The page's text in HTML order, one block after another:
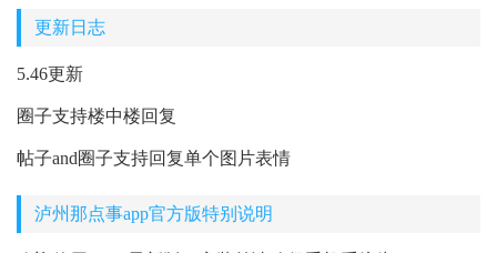
更新日志
5.46更新
圈子支持楼中楼回复
帖子and圈子支持回复单个图片表情
泸州那点事app官方版特别说明